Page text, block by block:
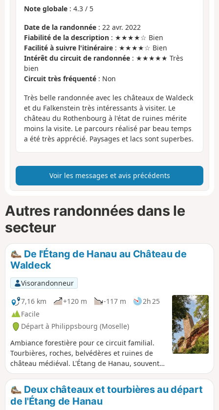
Note globale : 4.3 / 5
Date de la randonnée : 22 avr. 2022
Fiabilité de la description : ★★★★☆ Bien
Facilité à suivre l'itinéraire : ★★★★☆ Bien
Intérêt du circuit de randonnée : ★★★★★ Très
bien
Circuit très fréquenté : Non
Très belle randonnée avec les châteaux de Waldeck
et du Falkenstein très intéressants à visiter. Le
château du Rothenbourg à l'état de ruines mérite
moins la visite. Le parcours réalisé par beau temps
a été très apprécié. Paysages et lacs sont superbes.
Voir les messages et avis précédents
Autres randonnées dans le
secteur
De l'Étang de Hanau au Château de
Waldeck
Visorandonneur
7,16 km
+120 m -117 m
2h 25
Facile
Départ à Philippsbourg (Moselle)
Ambiance forestière pour ce circuit familial.
Tourbières, roches, belvédères et ruines de
château médiéval. L'Étang de Hanau, souvent
considéré comme le plus beau des Vosges du
Nord, s'intègre dans un site naturel
d'exception, classé "Réserve mondiale de la
biosphère" par l'Unesco.
Deux châteaux et tourbières au départ
de l'Étang de Hanau